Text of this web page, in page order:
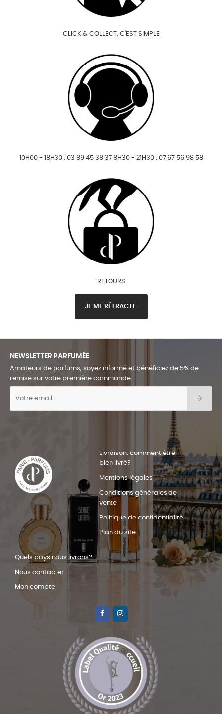
CLICK & COLLECT, C'EST SIMPLE
10H00 - 18H30 : 03 89 45 38 37 8H30 - 21H30 : 07 67 56 98 58
RETOURS
JE ME RÉTRACTE
NEWSLETTER PARFUMÉE
Amateurs de parfums, soyez informé et bénéficiez de 5% de
remise sur votre première commande.
Livraison, comment être
bien livré?
Mentions légales
Conditions générales de
vente
Politique de confidentialité
Plan du site
Quels pays nous livrons?
Nous contacter
Mon compte